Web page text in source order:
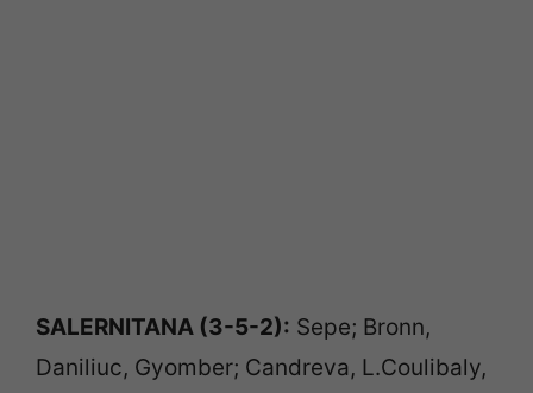
SALERNITANA (3-5-2): Sepe; Bronn,
Daniliuc, Gyomber; Candreva, L.Coulibaly,